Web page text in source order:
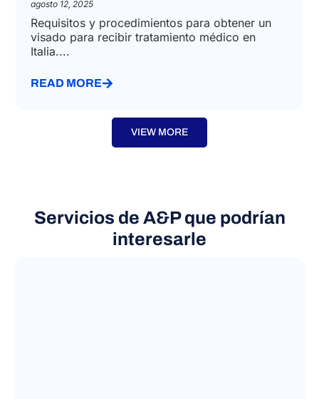
agosto 12, 2025
Requisitos y procedimientos para obtener un
visado para recibir tratamiento médico en
Italia....
READ MORE
VIEW MORE
Servicios de A&P que podrían
interesarle